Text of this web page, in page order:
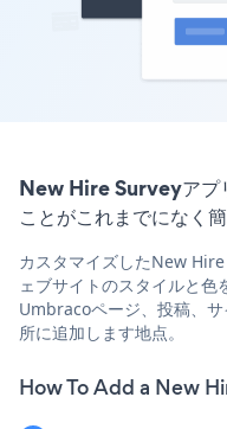
New Hire Surveyアプ
ことがこれまでになく
カスタマイズしたNew
ェブサイトのスタイルと
Umbracoページ、投稿、
所に追加します地点。
How To Add a New